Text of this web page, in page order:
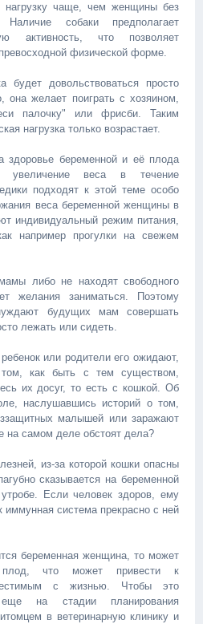
нагрузку чаще, чем женщины без
Наличие собаки предполагает
активность, что позволяет
физической форме.
довольствоваться просто
она желает поиграть с хозяином,
палочку" или фрисби. Таким
нагрузка только возрастает.
здоровье беременной и её плода
увеличение веса в течение
подходят к этой теме особо
веса беременной женщины в
индивидуальный режим питания,
например прогулки на свежем
либо не находят свободного
желания заниматься. Поэтому
будущих мам совершать
лежать или сидеть.
или родители его ожидают,
как быть с тем существом,
их досуг, то есть с кошкой. Об
наслушавшись историй о том,
малышей или заражают
на самом деле обстоят дела?
из-за которой кошки опасны
сказывается на беременной
Если человек здоров, ему
иммунная система прекрасно с ней
беременная женщина, то может
что может привести к
с жизнью. Чтобы это
еще на стадии планирования
в ветеринарную клинику и